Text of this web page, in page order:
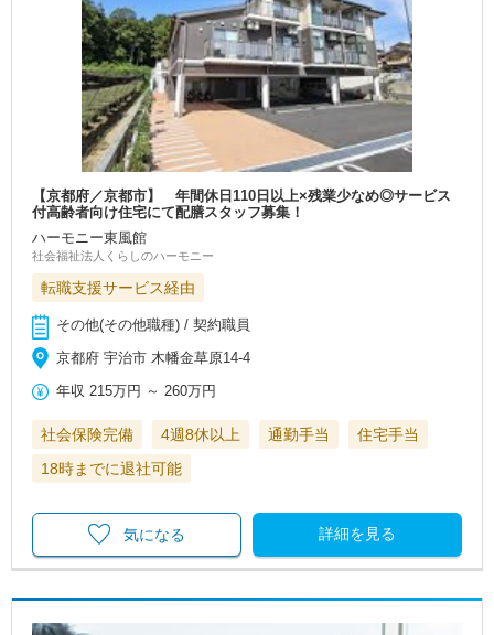
【京都府／京都市】 年間休日110日以上×残業少なめ◎サービス
付高齢者向け住宅にて配膳スタッフ募集！
ハーモニー東風館
社会福祉法人くらしのハーモニー
転職支援サービス経由
その他(その他職種) / 契約職員
京都府 宇治市 木幡金草原14-4
年収 215万円 ～260万円
社会保険完備 4週8休以上 通勤手当
住宅手当
18時までに退社可能
詳細を見る
気になる